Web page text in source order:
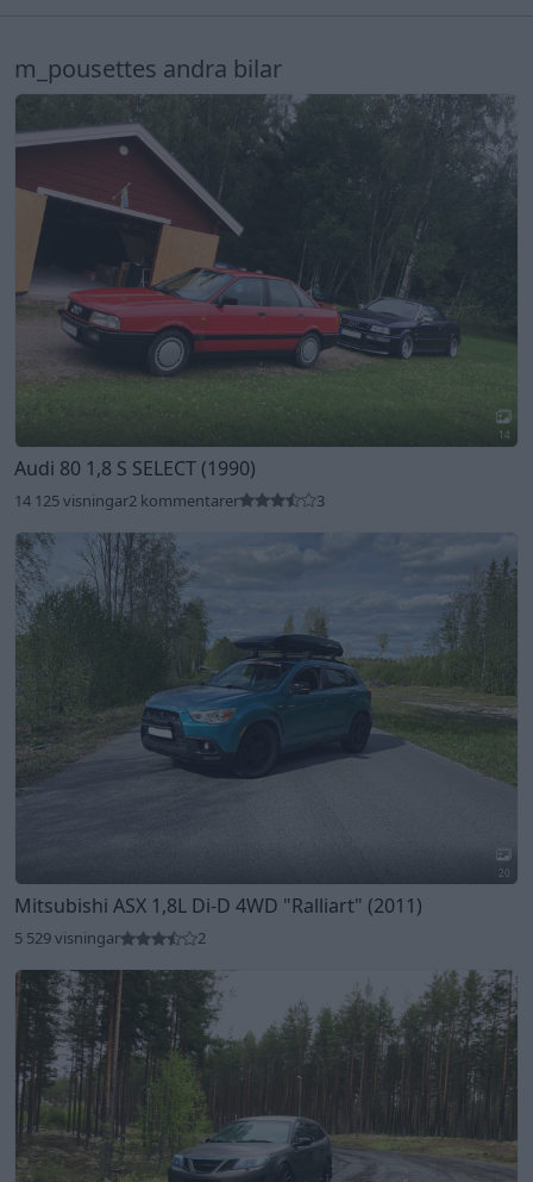
m_pousettes andra bilar
14
Audi 80 1,8 S SELECT (1990)
14 125 visningar2 kommentarer 3
20
Mitsubishi ASX 1,8L Di-D 4WD "Ralliart" (2011)
5 529 visningar 2